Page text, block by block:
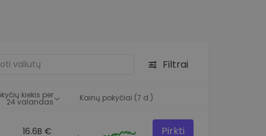
Filtrai
kiekis per
24 valandas Kainų pokyčiai (7 d.)
16.6B € Pirkti